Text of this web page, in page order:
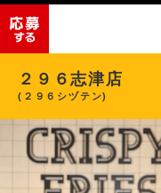
２９６志津店
(２９６シヅテン)